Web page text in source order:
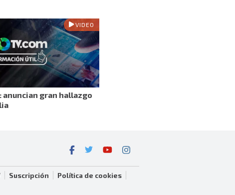
VIDEO
anuncian gran hallazgo
Suscripción
Política de cookies